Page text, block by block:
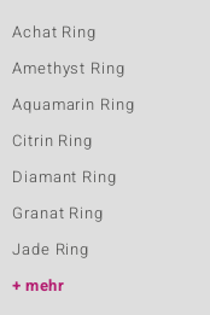
Achat Ring
Amethyst Ring
Aquamarin Ring
Citrin Ring
Diamant Ring
Granat Ring
Jade Ring
mehr